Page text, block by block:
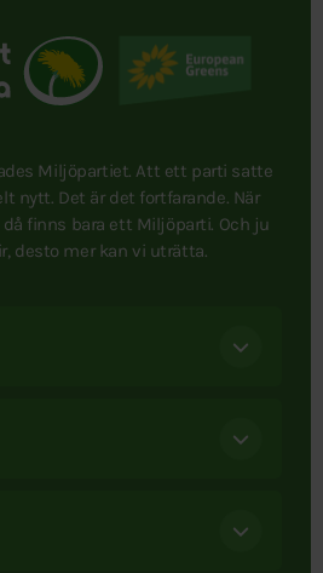
Miljöpartiet. Att ett parti satte
nytt. Det är det fortfarande. När
finns bara ett Miljöparti. Och ju
desto mer kan vi uträtta.